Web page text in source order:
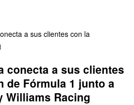
conecta a sus clientes
de Fórmula 1 junto a
Williams Racing